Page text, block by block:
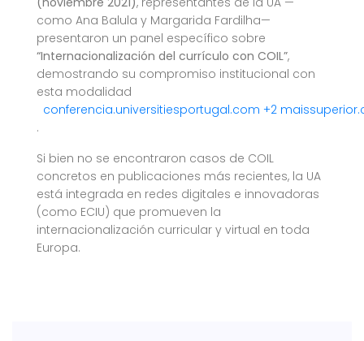
como Ana Balula y Margarida Fardilha—
presentaron un panel específico sobre
“Internacionalización del currículo con COIL”,
demostrando su compromiso institucional con
esta modalidad
conferencia.universitiesportugal.com +2
.
Si bien no se encontraron casos de COIL
concretos en publicaciones más recientes, la UA
está integrada en redes digitales e innovadoras
(como ECIU) que promueven la
internacionalización curricular y virtual en toda
Europa.